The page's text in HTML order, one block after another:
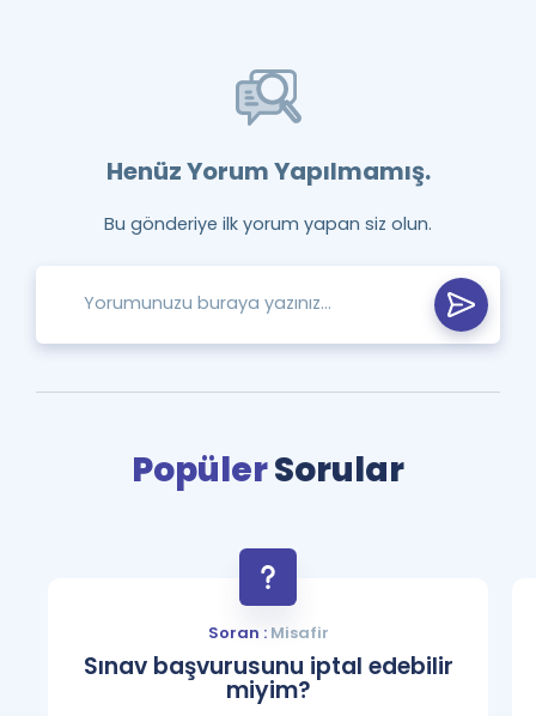
Henüz Yorum Yapılmamış.
Bu gönderiye ilk yorum yapan siz olun.
PopülerSorular
Soran :Misafir
Sınav başvurusunu iptal edebilir
miyim?